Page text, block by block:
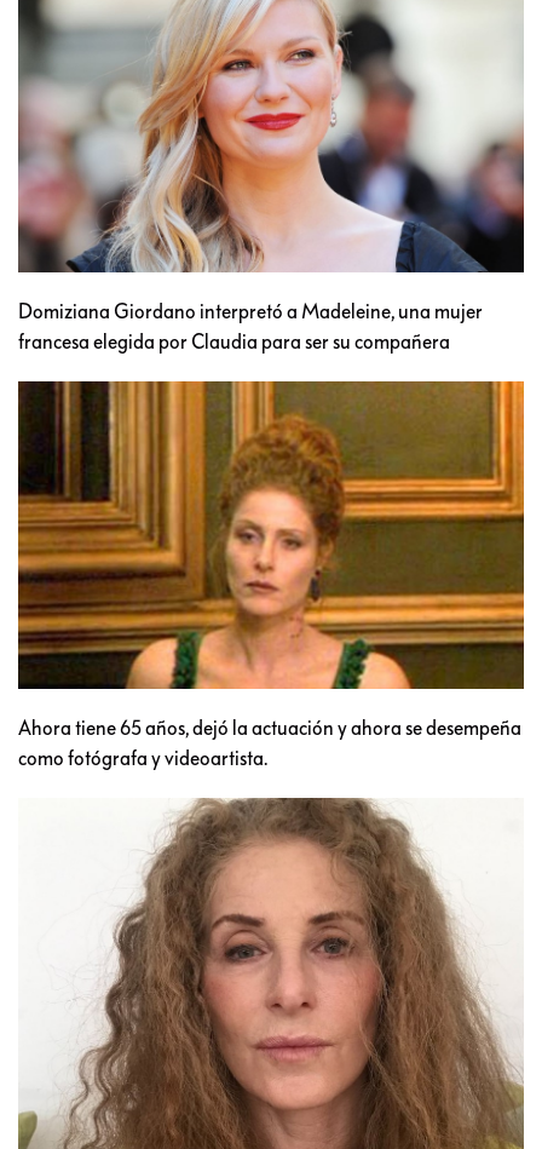
Domiziana Giordano interpretó a Madeleine, una mujer
francesa elegida por Claudia para ser su compañera
Ahora tiene 65 años, dejó la actuación y ahora se desempeña
como fotógrafa y videoartista.